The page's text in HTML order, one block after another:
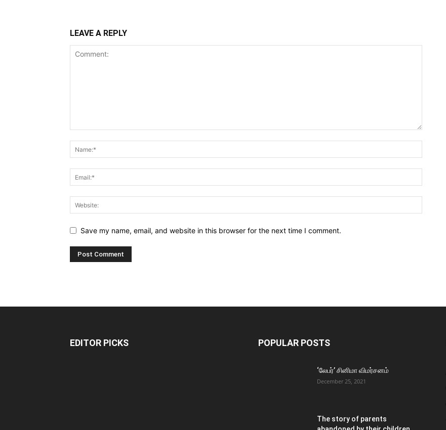
LEAVE A REPLY
Save my name, email, and website in this browser for the next time I comment.
EDITOR PICKS POPULAR POSTS
‘லேபர்’ சினிமா விமர்சனம்
December 25, 2021
The story of parents